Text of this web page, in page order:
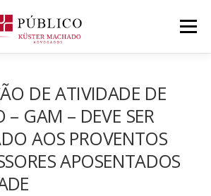
Menu
DE ATIVIDADE DE
– GAM – DEVE SER
AOS PROVENTOS
APOSENTADOS